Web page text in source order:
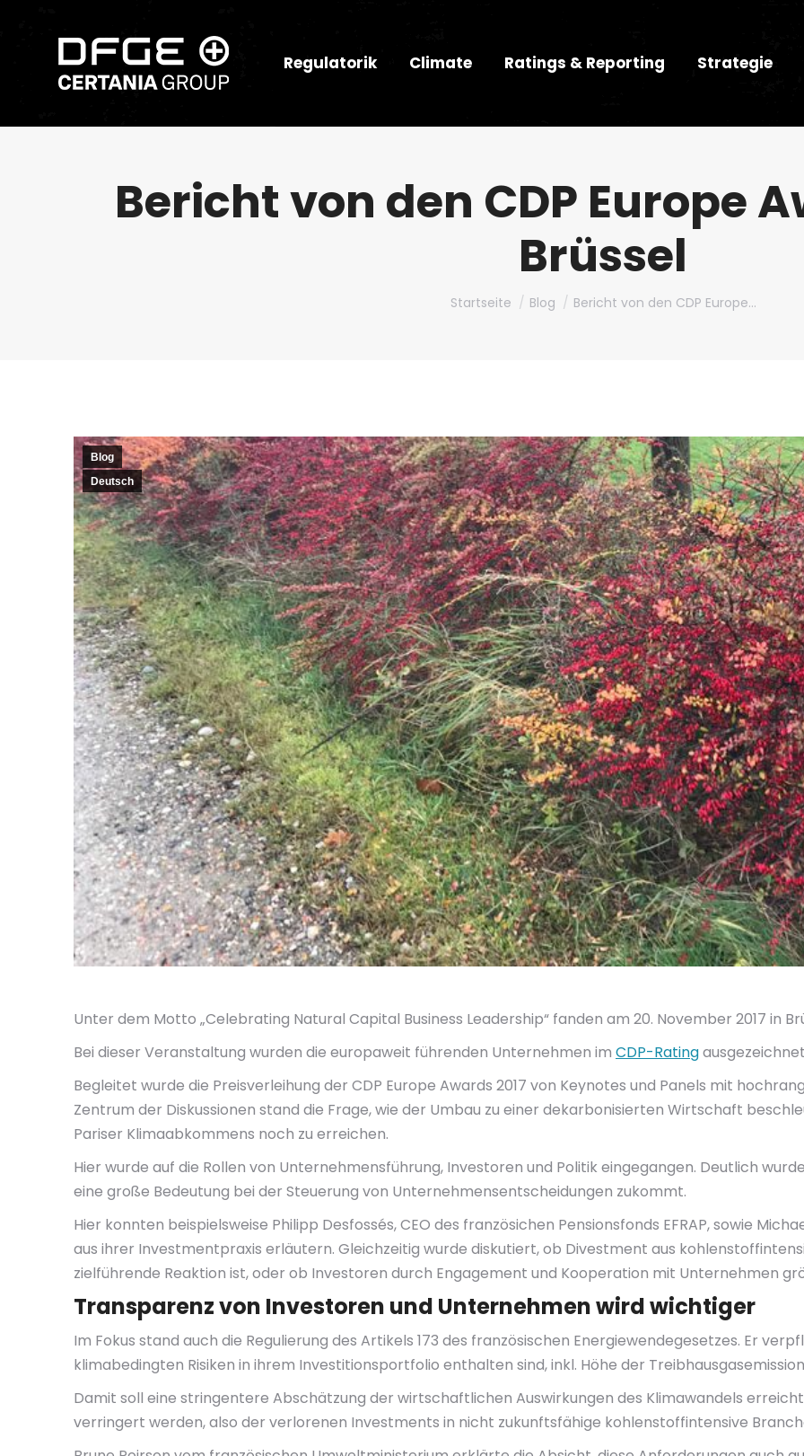
Regulatorik Climate Ratings & Reporting Strategie
Bericht von den CDP Europe
Brüssel
Du bist hier:
Startseite Blog Bericht von den CDP Europe…
Blog
Deutsch
Unter dem Motto „Celebrating Natural Capital Business Leadership“ fanden am 20. November 2017 in
Bei dieser Veranstaltung wurden die europaweit führenden Unternehmen im CDP-Rating
Begleitet wurde die Preisverleihung der CDP Europe Awards 2017 von Keynotes und Panels mit
Zentrum der Diskussionen stand die Frage, wie der Umbau zu einer dekarbonisierten Wirtschaft
Pariser Klimaabkommens noch zu erreichen.
Hier wurde auf die Rollen von Unternehmensführung, Investoren und Politik eingegangen. Deutlich
eine große Bedeutung bei der Steuerung von Unternehmensentscheidungen zukommt.
Hier konnten beispielsweise Philipp Desfossés, CEO des französichen Pensionsfonds EFRAP, sowie
aus ihrer Investmentpraxis erläutern. Gleichzeitig wurde diskutiert, ob Divestment aus
zielführende Reaktion ist, oder ob Investoren durch Engagement und Kooperation mit Unternehmen
Transparenz von Investoren und Unternehmen wird wichtiger
Im Fokus stand auch die Regulierung des Artikels 173 des französischen Energiewendegesetzes. Er
klimabedingten Risiken in ihrem Investitionsportfolio enthalten sind, inkl. Höhe der
Damit soll eine stringentere Abschätzung der wirtschaftlichen Auswirkungen des Klimawandels
verringert werden, also der verlorenen Investments in nicht zukunftsfähige kohlenstoffintensive